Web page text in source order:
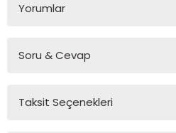
Yorumlar
Soru & Cevap
Ürün hakkında henüz
Taksit Seçenekleri